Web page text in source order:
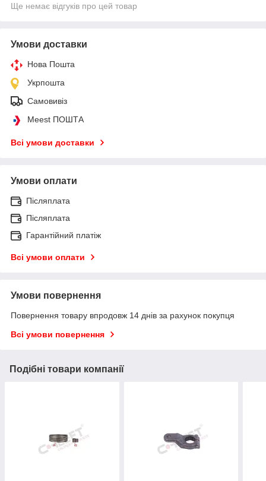
Ще немає відгуків про цей товар
Умови доставки
Нова Пошта
Укрпошта
Самовивіз
Meest ПОШТА
Всі умови доставки
Умови оплати
Післяплата
Післяплата
Гарантійний платіж
Всі умови оплати
Умови повернення
Повернення товару впродовж 14 днів за рахунок покупця
Всі умови повернення
Подібні товари компанії